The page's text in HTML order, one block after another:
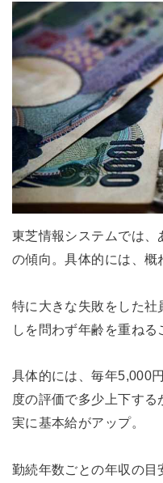
東芝情報システムでは
の傾向。具体的には、概
特に大きな失敗をした
しを問わず年齢を重ねる
具体的には、毎年5,000
度の評価で多少上下す
実に基本給がアップ。
勤続年数ごとの年収の目